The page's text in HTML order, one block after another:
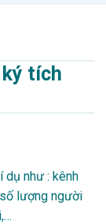
tích
dụ như : kênh
lượng người